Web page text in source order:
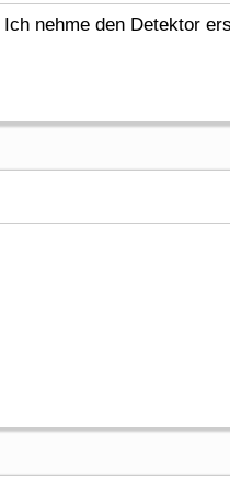
nehme den Detektor